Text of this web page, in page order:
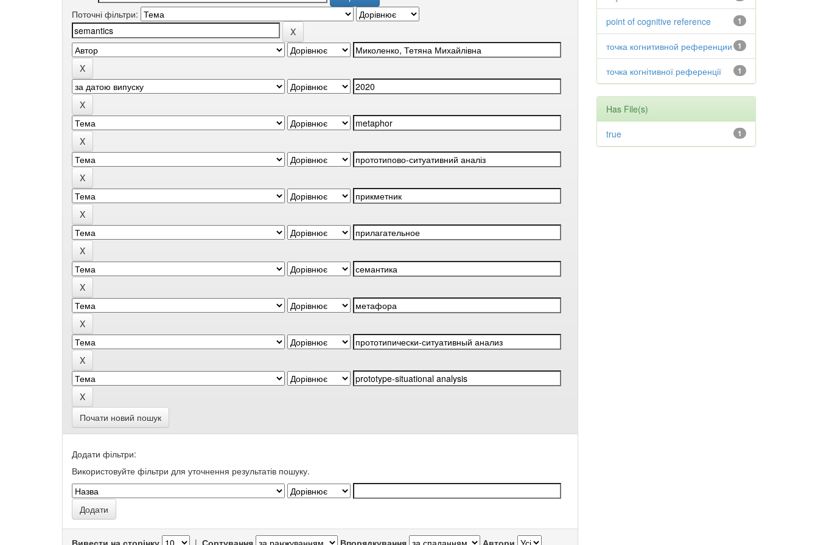
Поточні фільтри:
Почати новий пошук
Додати фільтри:
Використовуйте фільтри для уточнення результатів пошуку.
Вивести на сторінку | Сортування Впорядкування Автори
1
point of cognitive reference
1
точка когнитивной референции
1
точка когнітивної референції
Has File(s)
1
true